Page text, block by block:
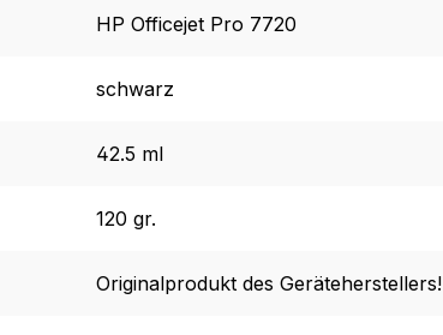
HP Officejet Pro 7720
schwarz
42.5 ml
120 gr.
Originalprodukt des Geräteherstellers!